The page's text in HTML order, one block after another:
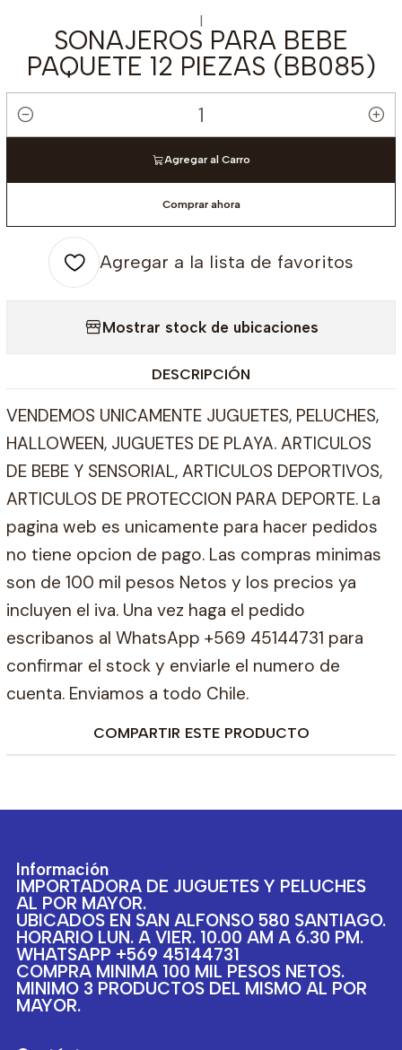
|
SONAJEROS PARA BEBE
PAQUETE 12 PIEZAS (BB085)
Cantidad
Agregar al Carro
Comprar ahora
Agregar a la lista de favoritos
Mostrar stock de ubicaciones
DESCRIPCIÓN
VENDEMOS UNICAMENTE JUGUETES, PELUCHES,
HALLOWEEN, JUGUETES DE PLAYA. ARTICULOS
DE BEBE Y SENSORIAL, ARTICULOS DEPORTIVOS,
ARTICULOS DE PROTECCION PARA DEPORTE. La
pagina web es unicamente para hacer pedidos
no tiene opcion de pago. Las compras minimas
son de 100 mil pesos Netos y los precios ya
incluyen el iva. Una vez haga el pedido
escribanos al WhatsApp +569 45144731 para
confirmar el stock y enviarle el numero de
cuenta. Enviamos a todo Chile.
COMPARTIR ESTE PRODUCTO
Información
IMPORTADORA DE JUGUETES Y PELUCHES
AL POR MAYOR.
UBICADOS EN SAN ALFONSO 580 SANTIAGO.
HORARIO LUN. A VIER. 10.00 AM A 6.30 PM.
WHATSAPP +569 45144731
COMPRA MINIMA 100 MIL PESOS NETOS.
MINIMO 3 PRODUCTOS DEL MISMO AL POR
MAYOR.